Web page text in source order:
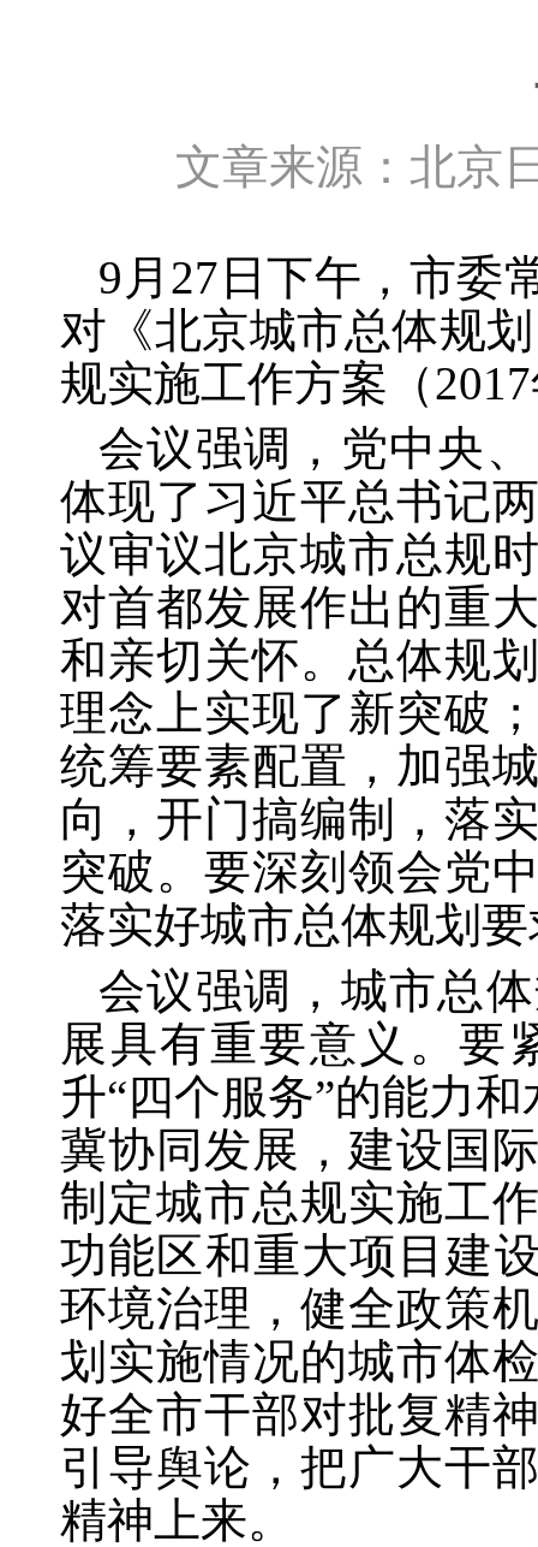
文章来源：北
9月27日下午，市委
对《北京城市总体规
规实施工作方案（
会议强调，党中央
体现了习近平总书记
议审议北京城市总规
对首都发展作出的重
和亲切关怀。总体规
理念上实现了新突破
统筹要素配置，加强
向，开门搞编制，落
突破。要深刻领会党
落实好城市总体规划
会议强调，城市总
展具有重要意义。要
升“四个服务”的能力
冀协同发展，建设国
制定城市总规实施工
功能区和重大项目建
环境治理，健全政策
划实施情况的城市体
好全市干部对批复精
引导舆论，把广大干
精神上来。